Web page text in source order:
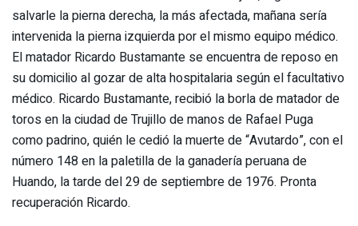
salvarle la pierna derecha, la más afectada, mañana sería
intervenida la pierna izquierda por el mismo equipo médico.
El matador Ricardo Bustamante se encuentra de reposo en
su domicilio al gozar de alta hospitalaria según el facultativo
médico. Ricardo Bustamante, recibió la borla de matador de
toros en la ciudad de Trujillo de manos de Rafael Puga
como padrino, quién le cedió la muerte de “Avutardo”, con el
número 148 en la paletilla de la ganadería peruana de
Huando, la tarde del 29 de septiembre de 1976. Pronta
recuperación Ricardo.